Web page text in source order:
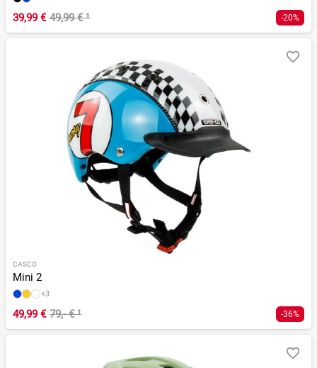
39,99 € 49,99 €¹ -20%
CASCO
Mini 2
+3
49,99 € 79,- €¹ -36%